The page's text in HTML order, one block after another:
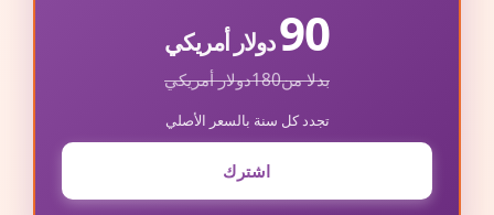
90دولار أمريكي
بدلا من180دولار أمريكي
تجدد كل سنة بالسعر الأصلي
اشترك